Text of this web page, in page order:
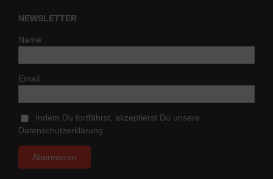
NEWSLETTER
Name
Email
Indem Du fortfährst, akzeptierst Du unsere
Datenschutzerklärung.